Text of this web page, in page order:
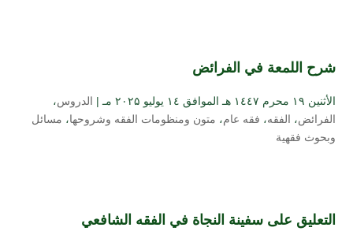
شرح اللمعة في الفرائض
الأثنين ۱۹ محرم ۱٤٤۷ هـ الموافق ۱٤ يوليو ۲۰۲۵ مـ | الدروس،
الفرائض، الفقه، فقه عام، متون ومنظومات الفقه وشروحها، مسائل
وبحوث فقهية
التعليق على سفينة النجاة في الفقه الشافعي